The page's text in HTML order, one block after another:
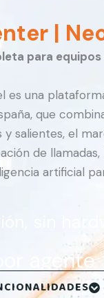
|
para
una
que
salientes, el
de
artificial
sin
agente